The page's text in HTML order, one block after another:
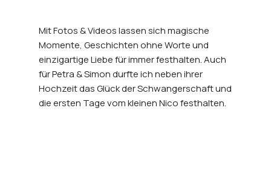
Mit Fotos & Videos lassen sich magische
Momente, Geschichten ohne Worte und
einzigartige Liebe für immer festhalten. Auch
für Petra & Simon durfte ich neben ihrer
Hochzeit das Glück der Schwangerschaft und
die ersten Tage vom kleinen Nico festhalten.